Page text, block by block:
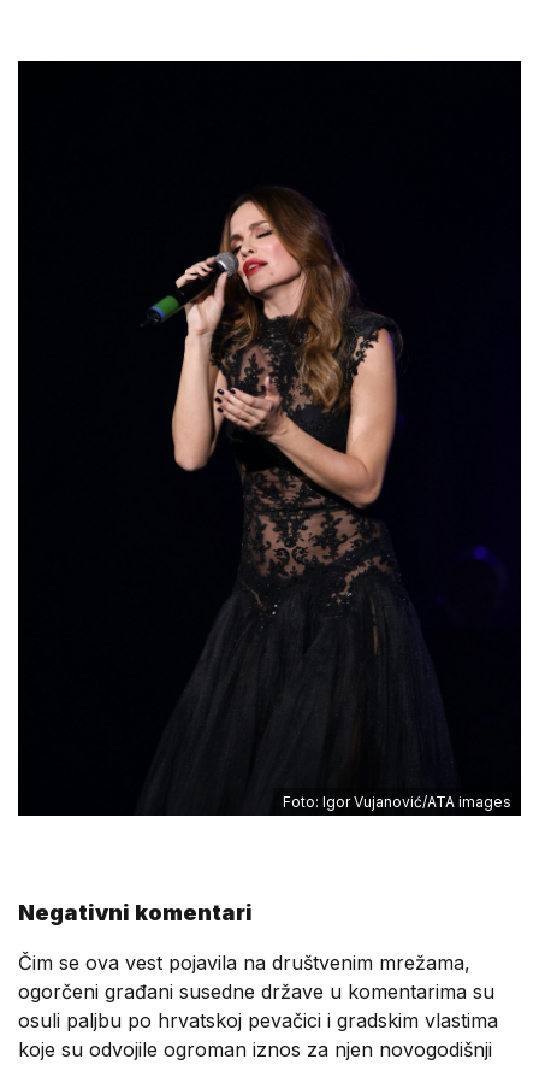
Foto: Igor Vujanović/ATA images
Negativni komentari
Čim se ova vest pojavila na društvenim mrežama,
ogorčeni građani susedne države u komentarima su
osuli paljbu po hrvatskoj pevačici i gradskim vlastima
koje su odvojile ogroman iznos za njen novogodišnji